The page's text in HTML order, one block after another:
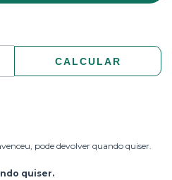
CALCULAR
pode devolver quando quiser.
quiser.